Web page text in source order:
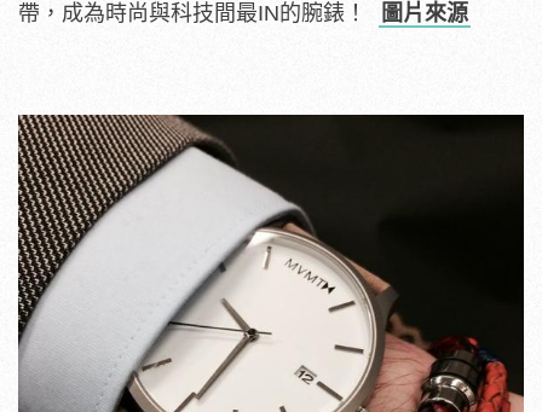
帶，成為時尚與科技間最IN的腕錶！
圖片來源